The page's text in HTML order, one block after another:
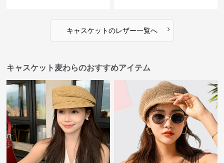
キャスケットのレザー一覧へ ›
キャスケット麦わらのおすすめアイテム